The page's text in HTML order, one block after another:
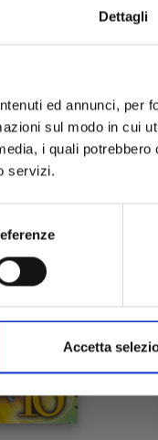
Dettagli
ed annunci, per
sul modo in cui
i quali
servizi.
Accetta